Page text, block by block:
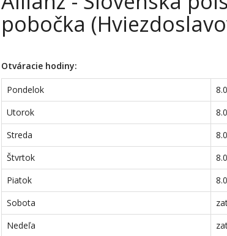
pobočka
Otváracie hodiny:
Pondelok
Utorok
Streda
Štvrtok
Piatok
Sobota
Nedeľa